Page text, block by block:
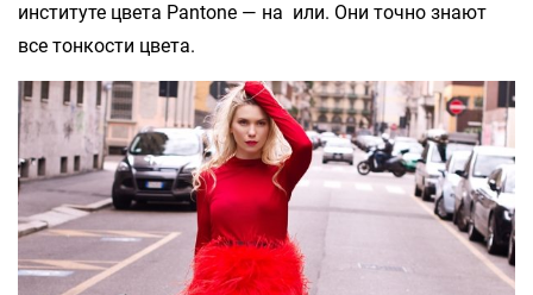
институте цвета Pantone — на или. Они точно знают
все тонкости цвета.